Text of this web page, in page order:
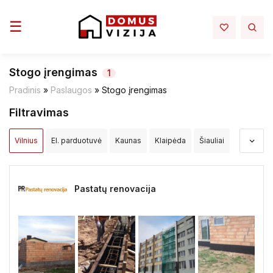
Toggle navigation
☰
Filtravimas
Vilnius El. parduotuvė Kaunas Klaipėda Šiauliai
Panevėžys Alytus Akmenės raj. Alytaus raj.
Anykščių raj. Birštono sav. Biržų raj.
Druskininkų sav. Elektrėnų sav. Ignalinos raj.
Jonavos raj. Joniškio raj. Jurbarko raj.
Stogo įrengimas
1
Pradinis » Paslaugos » Stogo įrengimas
Pastatų renovacija